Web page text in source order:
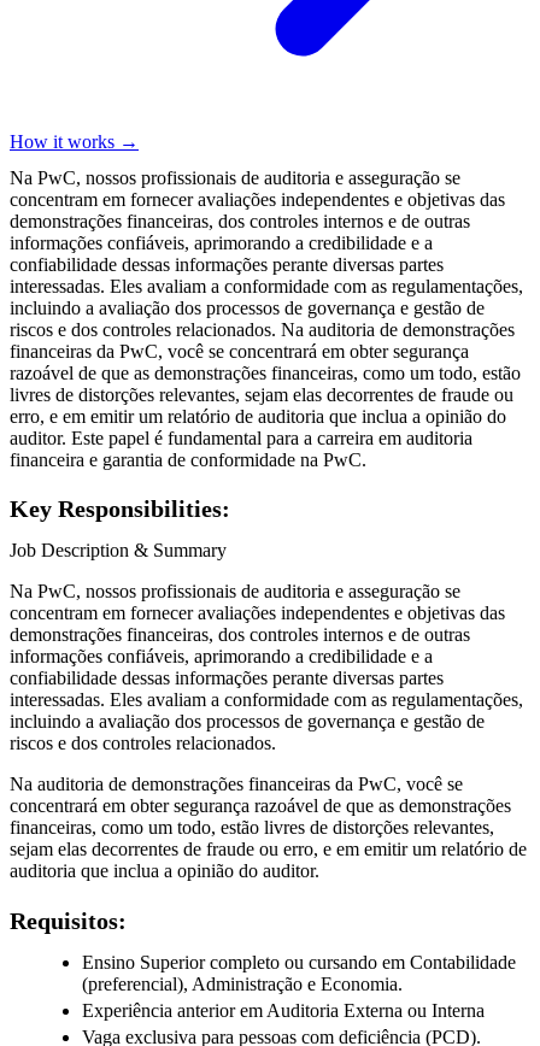
How it works →
Na PwC, nossos profissionais de auditoria e asseguração se
concentram em fornecer avaliações independentes e objetivas das
demonstrações financeiras, dos controles internos e de outras
informações confiáveis, aprimorando a credibilidade e a
confiabilidade dessas informações perante diversas partes
interessadas. Eles avaliam a conformidade com as regulamentações,
incluindo a avaliação dos processos de governança e gestão de
riscos e dos controles relacionados. Na auditoria de demonstrações
financeiras da PwC, você se concentrará em obter segurança
razoável de que as demonstrações financeiras, como um todo, estão
livres de distorções relevantes, sejam elas decorrentes de fraude ou
erro, e em emitir um relatório de auditoria que inclua a opinião do
auditor. Este papel é fundamental para a carreira em auditoria
financeira e garantia de conformidade na PwC.
Key Responsibilities:
Job Description & Summary
Na PwC, nossos profissionais de auditoria e asseguração se
concentram em fornecer avaliações independentes e objetivas das
demonstrações financeiras, dos controles internos e de outras
informações confiáveis, aprimorando a credibilidade e a
confiabilidade dessas informações perante diversas partes
interessadas. Eles avaliam a conformidade com as regulamentações,
incluindo a avaliação dos processos de governança e gestão de
riscos e dos controles relacionados.
Na auditoria de demonstrações financeiras da PwC, você se
concentrará em obter segurança razoável de que as demonstrações
financeiras, como um todo, estão livres de distorções relevantes,
sejam elas decorrentes de fraude ou erro, e em emitir um relatório de
auditoria que inclua a opinião do auditor.
Requisitos:
Ensino Superior completo ou cursando em Contabilidade
(preferencial), Administração e Economia.
Experiência anterior em Auditoria Externa ou Interna
Vaga exclusiva para pessoas com deficiência (PCD).